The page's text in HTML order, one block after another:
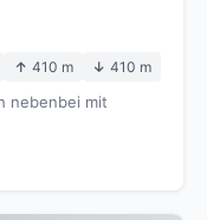
↑ 410 m ↓ 410 m
nebenbei mit